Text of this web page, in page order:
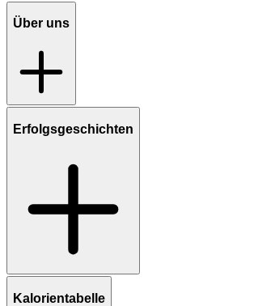
Über uns
Erfolgsgeschichten
Kalorientabelle